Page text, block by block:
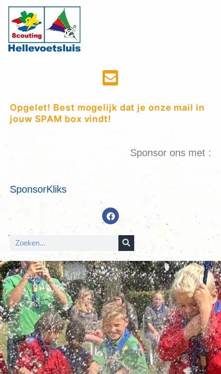
Opgelet! Best mogelijk dat je onze mail in
jouw SPAM box vindt!
Sponsor ons met :
SponsorKliks